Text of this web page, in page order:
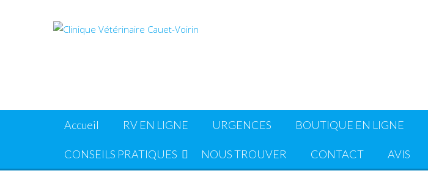
Accueil RV EN LIGNE URGENCES BOUTIQUE EN LIGNE
CONSEILS PRATIQUES NOUS TROUVER CONTACT AVIS